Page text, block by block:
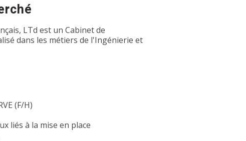
LTd est un Cabinet de
dans les métiers de l'Ingénierie et
(F/H)
liés à la mise en place